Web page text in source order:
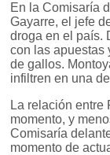
En la Comisaría
Gayarre, el jefe
droga en el país.
con las apuestas
de gallos.
infiltren en una
La relación entre
momento, y
Comisaría
momento de